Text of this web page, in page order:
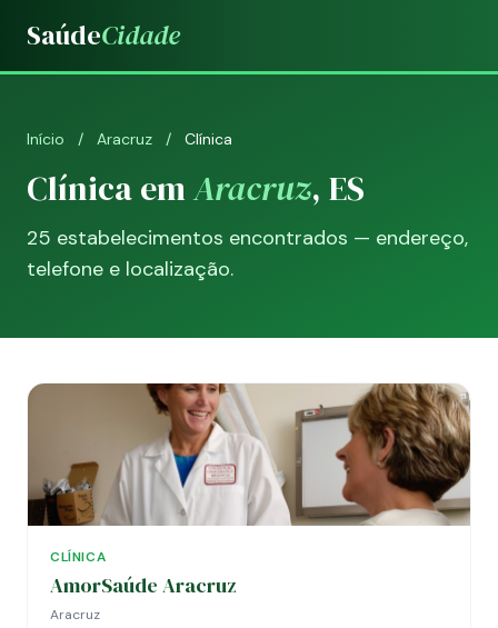
SaúdeCidade
Início / Aracruz / Clínica
Clínica emAracruz, ES
25 estabelecimentos encontrados — endereço,
telefone e localização.
CLÍNICA
AmorSaúde Aracruz
Aracruz